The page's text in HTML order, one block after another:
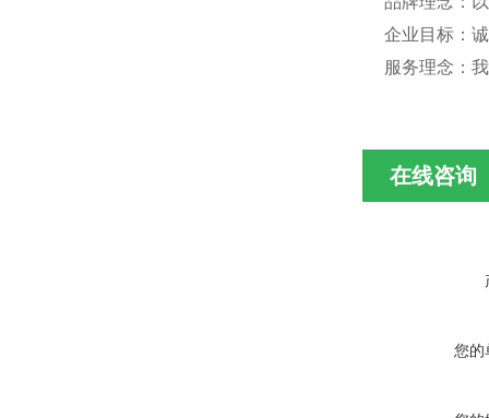
企业目标：
服务理念：
在线咨询
您的